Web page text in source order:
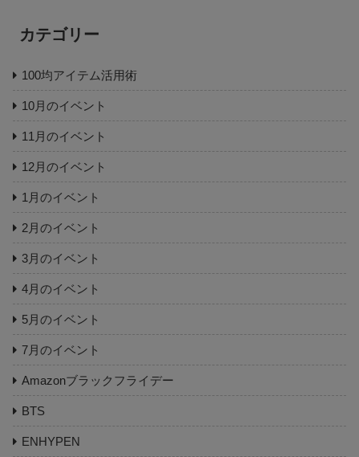
カテゴリー
100均アイテム活用術
10月のイベント
11月のイベント
12月のイベント
1月のイベント
2月のイベント
3月のイベント
4月のイベント
5月のイベント
7月のイベント
Amazonブラックフライデー
BTS
ENHYPEN